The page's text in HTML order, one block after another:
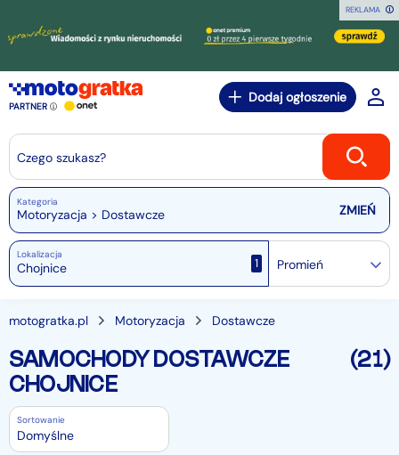
REKLAMA
PARTNER
Dodaj ogłoszenie
Czego szukasz?
Kategoria
Motoryzacja > Dostawcze
Lokalizacja
1 Promień
motogratka.pl Motoryzacja Dostawcze
SAMOCHODY DOSTAWCZE
CHOJNICE
(21)
Sortowanie
Domyślne